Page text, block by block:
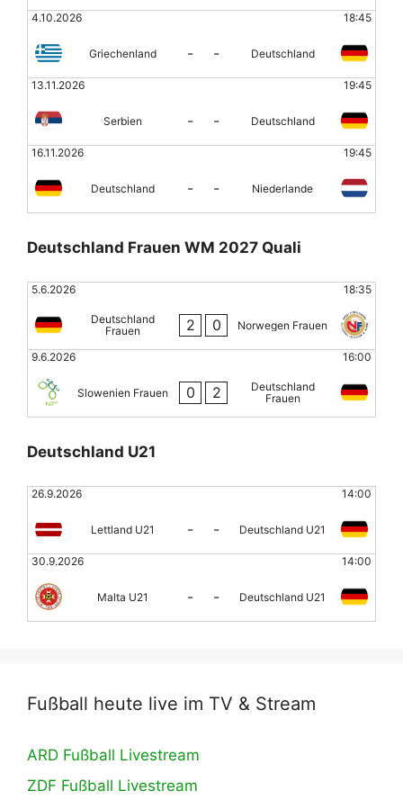
4.10.2026 18:45
Griechenland - - Deutschland
13.11.2026 19:45
Serbien - - Deutschland
16.11.2026 19:45
Deutschland - - Niederlande
Deutschland Frauen WM 2027 Quali
5.6.2026 18:35
Deutschland
Frauen
2 0 Norwegen Frauen
9.6.2026 16:00
Slowenien Frauen 0 2
Deutschland
Frauen
Deutschland U21
26.9.2026 14:00
Lettland U21 - - Deutschland U21
30.9.2026 14:00
Malta U21 - - Deutschland U21
Fußball heute live im TV & Stream
ARD Fußball Livestream
ZDF Fußball Livestream